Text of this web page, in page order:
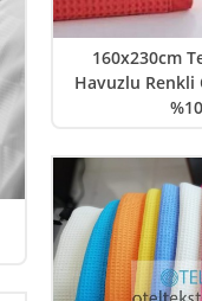
160x230cm
Havuzlu Renkli